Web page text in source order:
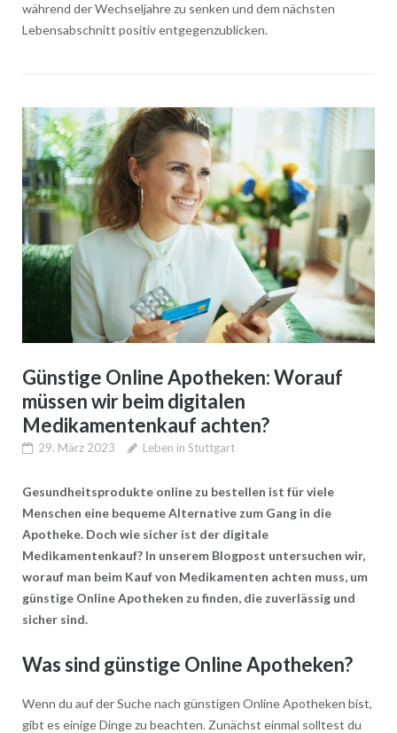
während der Wechseljahre zu senken und dem nächsten
Lebensabschnitt positiv entgegenzublicken.
Günstige Online Apotheken: Worauf
müssen wir beim digitalen
Medikamentenkauf achten?
29. März 2023 Leben in Stuttgart
Gesundheitsprodukte online zu bestellen ist für viele
Menschen eine bequeme Alternative zum Gang in die
Apotheke. Doch wie sicher ist der digitale
Medikamentenkauf? In unserem Blogpost untersuchen wir,
worauf man beim Kauf von Medikamenten achten muss, um
günstige Online Apotheken zu finden, die zuverlässig und
sicher sind.
Was sind günstige Online Apotheken?
Wenn du auf der Suche nach günstigen Online Apotheken bist,
gibt es einige Dinge zu beachten. Zunächst einmal solltest du